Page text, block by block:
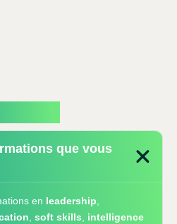
que vous
en leadership,
, soft skills, intelligence